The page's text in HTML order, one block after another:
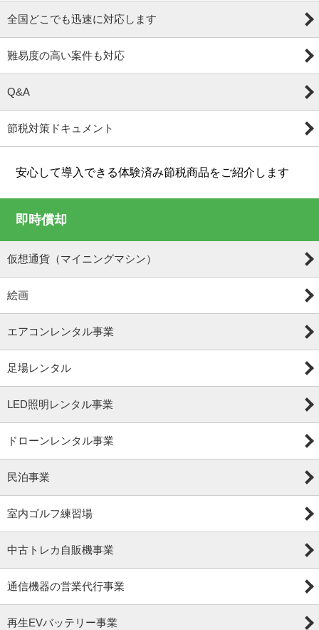
全国どこでも迅速に対応します
難易度の高い案件も対応
Q&A
節税対策ドキュメント
安心して導入できる体験済み節税商品をご紹介します
即時償却
仮想通貨（マイニングマシン）
絵画
エアコンレンタル事業
足場レンタル
LED照明レンタル事業
ドローンレンタル事業
民泊事業
室内ゴルフ練習場
中古トレカ自販機事業
通信機器の営業代行事業
再生EVバッテリー事業